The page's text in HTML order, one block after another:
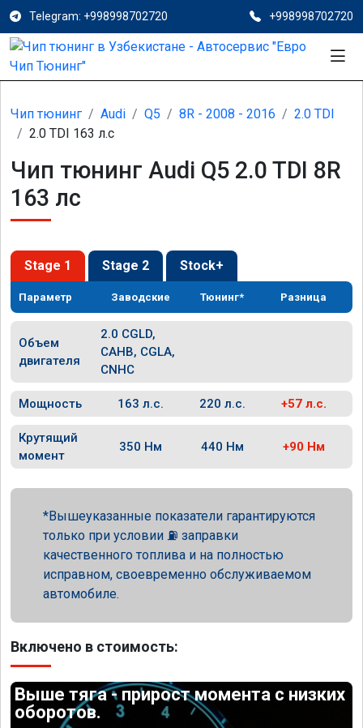
Telegram: +998998702720 +998998702720
Чип тюнинг Audi Q5 8R - 2008 - 2016
2.0 TDI
2.0 TDI 163 л.с
Чип тюнинг Audi Q5 2.0 TDI 8R
163 лс
Stage 1 Stage 2 Stock+
Параметр Заводские Тюнинг* Разница
Объем
двигателя
2.0 CGLD,
CAHB, CGLA,
CNHC
Мощность 163 л.с. 220 л.с. +57 л.с.
Крутящий
момент
350 Нм 440 Нм +90 Нм
Вышеуказанные показатели гарантируются
только при условии ⛽ заправки
качественного топлива и на полностью
исправном, своевременно обслуживаемом
автомобиле.
Включено в стоимость:
Выше тяга - прирост момента с низких
оборотов.